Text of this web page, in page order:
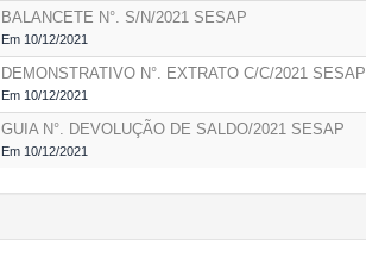
BALANCETE N°. S/N/2021 SESAP
Em 10/12/2021
DEMONSTRATIVO N°. EXTRATO C/C/2021 SESAP
Em 10/12/2021
GUIA N°. DEVOLUÇÃO DE SALDO/2021 SESAP
Em 10/12/2021